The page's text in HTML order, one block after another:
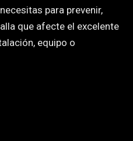
para prevenir,
que afecte el excelente
equipo o